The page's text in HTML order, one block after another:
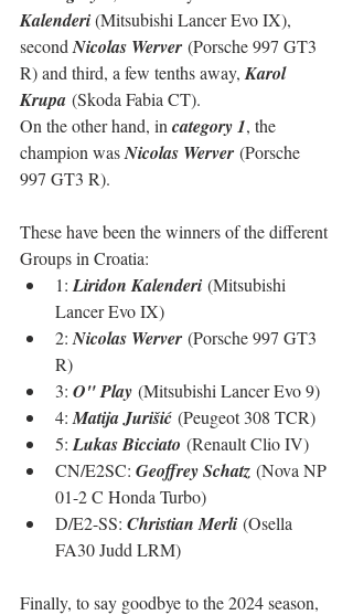
Kalenderi (Mitsubishi Lancer Evo IX),
second Nicolas Werver (Porsche 997 GT3
R) and third, a few tenths away, Karol
Krupa (Skoda Fabia CT).
On the other hand, in category 1, the
champion was Nicolas Werver (Porsche
997 GT3 R).
These have been the winners of the different
Groups in Croatia:
1: Liridon Kalenderi (Mitsubishi
Lancer Evo IX)
2: Nicolas Werver (Porsche 997 GT3
R)
3: O" Play (Mitsubishi Lancer Evo 9)
4: Matija Jurišić (Peugeot 308 TCR)
5: Lukas Bicciato (Renault Clio IV)
CN/E2SC: Geoffrey Schatz (Nova NP
01-2 C Honda Turbo)
D/E2-SS: Christian Merli (Osella
FA30 Judd LRM)
Finally, to say goodbye to the 2024 season,